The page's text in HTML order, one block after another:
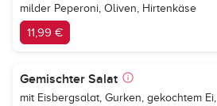
milder Peperoni, Oliven, Hirtenkäse
11,99 €
Gemischter Salat
mit Eisbergsalat, Gurken, gekochtem Ei,